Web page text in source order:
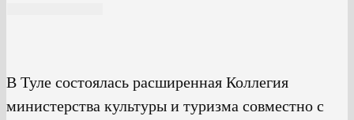
В Туле состоялась расширенная Коллегия
министерства культуры и туризма совместно с